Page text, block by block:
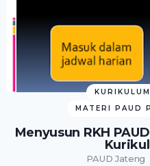
MATERI PAUD
Menyusun RKH
PAUD Jateng